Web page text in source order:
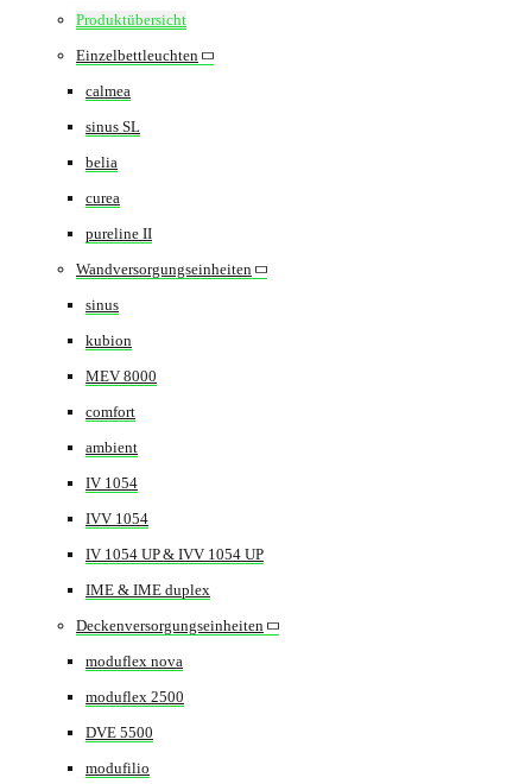
Produktübersicht
Einzelbettleuchten
calmea
sinus SL
belia
curea
pureline II
Wandversorgungseinheiten
sinus
kubion
MEV 8000
comfort
ambient
IV 1054
IVV 1054
IV 1054 UP & IVV 1054 UP
IME & IME duplex
Deckenversorgungseinheiten
moduflex nova
moduflex 2500
DVE 5500
modufilio